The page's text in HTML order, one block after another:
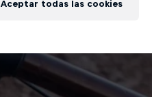
Aceptar todas las cookies